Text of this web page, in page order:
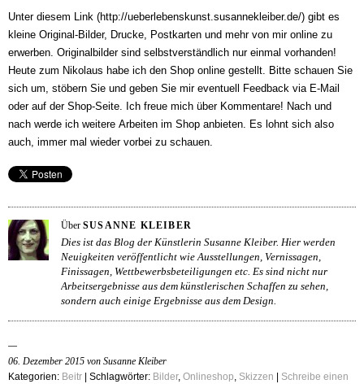
Unter diesem Link (http://ueberlebenskunst.susannekleiber.de/) gibt es
kleine Original-Bilder, Drucke, Postkarten und mehr von mir online zu
erwerben. Originalbilder sind selbstverständlich nur einmal vorhanden!
Heute zum Nikolaus habe ich den Shop online gestellt. Bitte schauen Sie
sich um, stöbern Sie und geben Sie mir eventuell Feedback via E-Mail
oder auf der Shop-Seite. Ich freue mich über Kommentare! Nach und
nach werde ich weitere Arbeiten im Shop anbieten. Es lohnt sich also
auch, immer mal wieder vorbei zu schauen.
Über SUSANNE KLEIBER
Dies ist das Blog der Künstlerin Susanne Kleiber. Hier werden
Neuigkeiten veröffentlicht wie Ausstellungen, Vernissagen,
Finissagen, Wettbewerbsbeteiligungen etc. Es sind nicht nur
Arbeitsergebnisse aus dem künstlerischen Schaffen zu sehen,
sondern auch einige Ergebnisse aus dem Design.
06. Dezember 2015 von Susanne Kleiber
Kategorien: Beitr | Schlagwörter: Bilder, Onlineshop, Skizzen
Schreibe einen